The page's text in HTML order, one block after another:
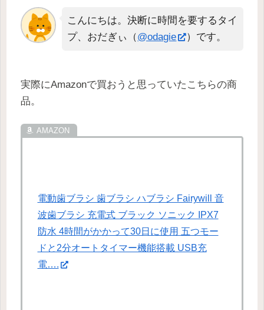
こんにちは。決断に時間を要するタイ
プ、おだぎぃ（@odagie ）です。
実際にAmazonで買おうと思っていたこちらの商
品。
電動歯ブラシ 歯ブラシ ハブラシ Fairywill 音
波歯ブラシ 充電式 ブラック ソニック IPX7
防水 4時間がかかって30日に使用 五つモー
ドと2分オートタイマー機能搭載 USB充
電….